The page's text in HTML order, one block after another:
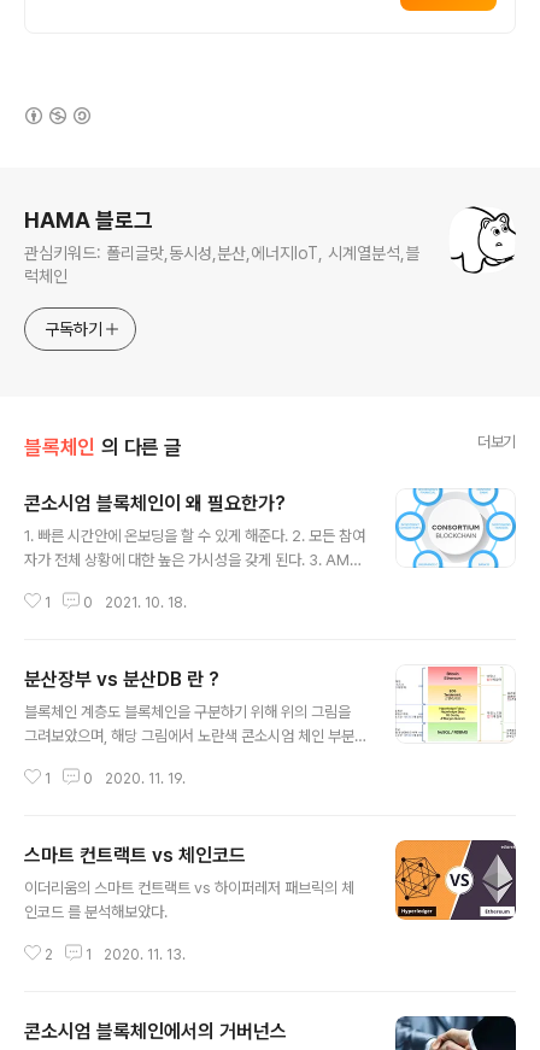
HAMA 블로그
관심키워드: 폴리글랏,동시성,분산,에너지IoT, 시계열분석,블
럭체인
구독하기
블록체인 의 다른 글 더보기
콘소시엄 블록체인이 왜 필요한가?
1. 빠른 시간안에 온보딩을 할 수 있게 해준다. 2. 모든 참여
자가 전체 상황에 대한 높은 가시성을 갖게 된다. 3. AML
들의 행위에 대한 투명성을 가져왔다. 5. 데이터 가용성을
에 대한 출처에 대한 확인을 빠르게 할 수 있다. 9. 내부토
큰을 활용하여 안정적으로 금융 거래의 서브시스템으로 활
용 할 수 있다. (추후 CDBC와의 연계 고려) 10. 외부 시스
정 트랜잭션은 특정 조직(개인)들만 볼 수 있도록 조작 할
1 0 2021. 10. 18.
분산장부 vs 분산DB 란 ?
블록체인 계층도 블록체인을 구분하기 위해 위의 그림을
그려보았으며, 해당 그림에서 노란색 콘소시엄 체인 부분
분해 보았습니다. 분산장부 vs 분산DB
1 0 2020. 11. 19.
스마트 컨트랙트 vs 체인코드
이더리움의 스마트 컨트랙트 vs 하이퍼레저 패브릭의 체
인코드 를 분석해보았다.
2 1 2020. 11. 13.
콘소시엄 블록체인에서의 거버넌스